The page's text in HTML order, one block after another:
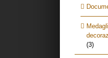
(3)